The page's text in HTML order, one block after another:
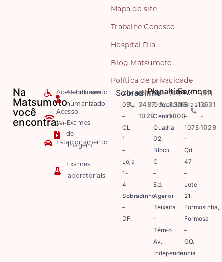
Mapa do site
Trabalhe Conosco
Hospital Dia
Blog Matsumoto
Política de privacidade
Na
Matsumoto
você
encontra:
Acessibilidade
Acesso
Wi-Fi
Estacionamento
Atendimento
humanizado
Exames
de
imagem
Exames
laboratoriais
Sobradinho
Quadra
05
–
CL
1
–
Loja
1-
4
Sobradinho
–
DF.
(61)
3487-
1029
Planaltina
Setor
Comercial
Central
Quadra
02,
Bloco
C
–
Ed.
Agenor
Teixeira
–
Térreo
Av.
Independência.
(61)
3308-
1000
Formosa
Av.
Brasília
–
1075
–
Qd
47
–
Lote
21.
Formosinha,
Formosa
–
GO.
(61)
3631
-
1029